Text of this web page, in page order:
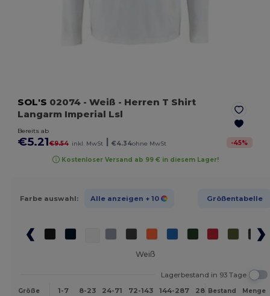
SOL'S 02074 - Weiß - Herren T Shirt
Langarm Imperial Lsl
Bereits ab
€5.21€9.54 inkl. MwSt | €4.34ohne MwSt -45%
Kostenloser Versand ab 99 € in diesem Lager!
Farbe auswahl: Alle anzeigen + 10 Größentabelle
Weiß
Lagerbestand in 93 Tage
Größe 1-7 8-23 24-71 72-143 144-287 288 + Mehr
Bestand Menge